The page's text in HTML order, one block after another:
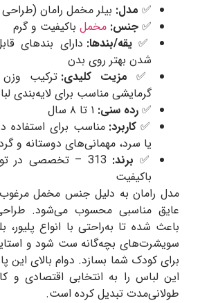
✅ مدل: بیلر مخمل رامان
✅ جنس: مخمل باکیفیت و گرم
✅یقه/بندها: دارای بندهای
شدن بهتر روی بدن
✅ مزیت کلیدی: ترکیب
گرمایشی مناسب برای لایه‌بندی
✅ رده سنی:
✅کاربرد: مناسب برای استفاده
یا سرد، مهمانی‌های دوستانه و
✅ برند:
باکیفیت
مدل رامان به دلیل جنس مخمل مرغوب
عایق مناسبی محسوب می‌شود.
باعث شده تا به‌راحتی با انواع پلیور،
سویشرت‌های بچه‌گانه ست شود و
برای کودک شما بسازد. دوام بالای این
این لباس را به انتخابی اقتصادی و
طولانی‌مدت تبدیل کرده است.